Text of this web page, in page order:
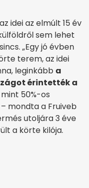
idei az elmúlt 15 év
sem lehet
„Egy jó évben
terem, az idei
leginkább a
érintették a
50%-os
mondta a Fruiveb
utoljára 3 éve
a körte kilója.